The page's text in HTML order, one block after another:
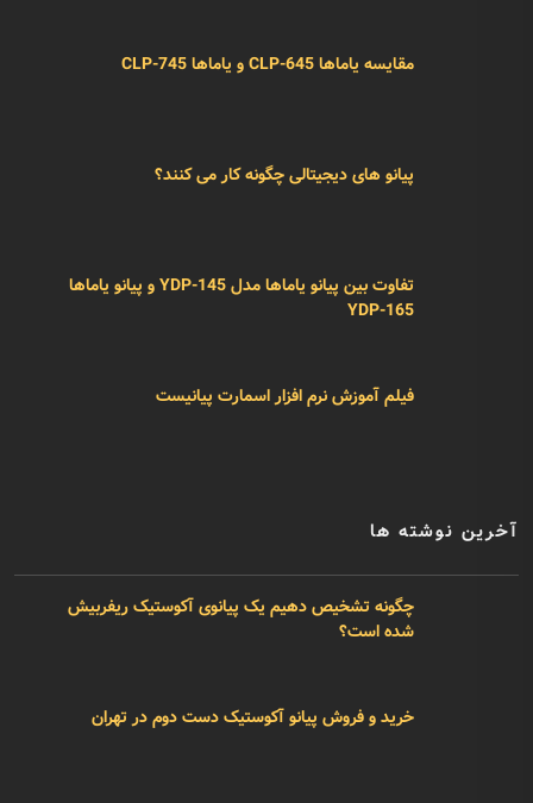
مقایسه یاماها CLP-645 و یاماها CLP-745
پیانو های دیجیتالی چگونه کار می کنند؟
تفاوت بین پیانو یاماها مدل YDP-145 و پیانو یاماها
YDP-165
فیلم آموزش نرم افزار اسمارت پیانیست
آخرین نوشته ها
چگونه تشخیص دهیم یک پیانوی آکوستیک ریفربیش
شده است؟
خرید و فروش پیانو آکوستیک دست دوم در تهران